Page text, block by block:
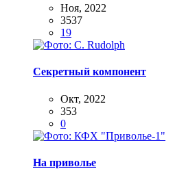
Ноя, 2022
3537
19
Секретный компонент
Окт, 2022
353
0
На приволье